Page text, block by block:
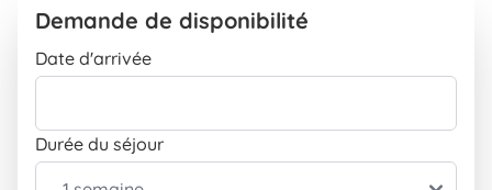
Télévision INCLUS
Extérieur
Parc
Entrée indépendante
Demande de disponibilité
Date d'arrivée
Durée du séjour